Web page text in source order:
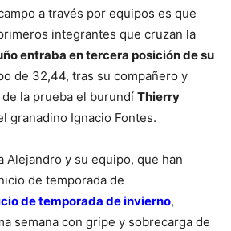
a través por equipos es que
integrantes que cruzan la
entraba en tercera posición de su
de 32,44, tras su compañero y
la prueba el burundí Thierry
granadino Ignacio Fontes.
Alejandro y su equipo, que han
de temporada de
de temporada de invierno,
semana con gripe y sobrecarga de